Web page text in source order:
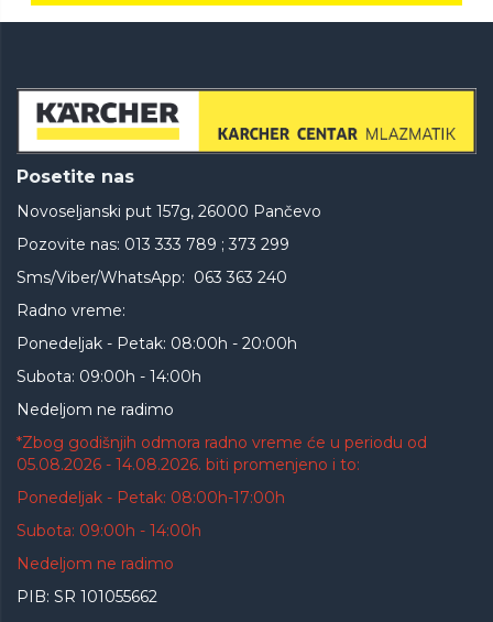
Posetite nas
Novoseljanski put 157g, 26000 Pančevo
Pozovite nas: 013 333 789 ; 373 299
Sms/Viber/WhatsApp: 063 363 240
Radno vreme:
Ponedeljak - Petak: 08:00h - 20:00h
Subota: 09:00h - 14:00h
Nedeljom ne radimo
*Zbog godišnjih odmora radno vreme će u periodu od
05.08.2026 - 14.08.2026. biti promenjeno i to:
Ponedeljak - Petak: 08:00h-17:00h
Subota: 09:00h - 14:00h
Nedeljom ne radimo
PIB: SR 101055662